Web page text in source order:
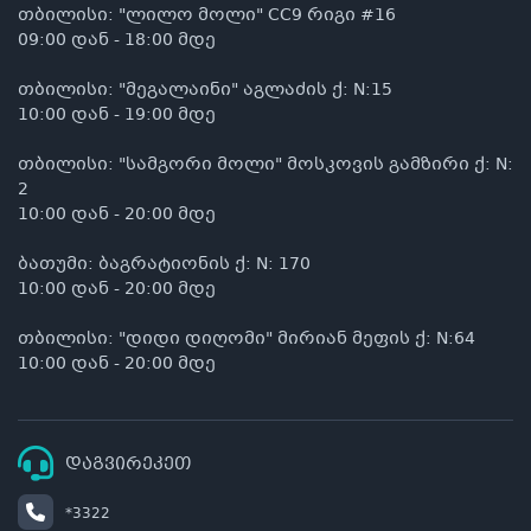
თბილისი: "ლილო მოლი" CC9 რიგი #16
09:00 დან - 18:00 მდე
თბილისი: "მეგალაინი" აგლაძის ქ: N:15
10:00 დან - 19:00 მდე
თბილისი: "სამგორი მოლი" მოსკოვის გამზირი ქ: N:
2
10:00 დან - 20:00 მდე
ბათუმი: ბაგრატიონის ქ: N: 170
10:00 დან - 20:00 მდე
თბილისი: "დიდი დიღომი" მირიან მეფის ქ: N:64
10:00 დან - 20:00 მდე
დაგვირეკეთ
*3322